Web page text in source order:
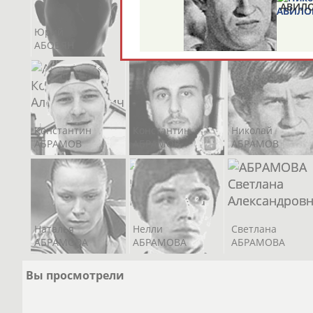
Юрий
АБОВЯН
АБОЗОВИК
Виктор
АБОИМОВ
Константин
АБРАМОВ
Константин
АБРАМОВ
Николай
АБРАМОВ
Наталья
АБРАМОВА
Нелли
АБРАМОВА
Светлана
АБРАМОВА
Вы просмотрели
Дмитрий
ГАБРИИЛОВ
МАХОВ
Екатерина
ШАРМИНА
(МАРТЫНОВА)
Кирилл